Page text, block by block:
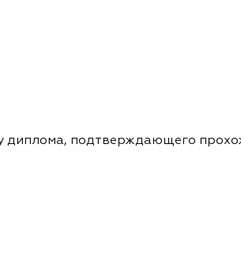
диплома, подтверждающего